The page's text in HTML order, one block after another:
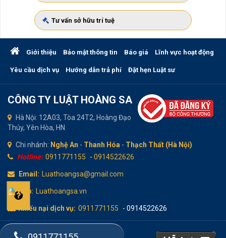
Tư vấn sở hữu trí tuệ
Giới thiệu Bảo mật thông tin Báo giá Lĩnh vực hoạt động
Yêu cầu dịch vụ Hướng dẫn trả phí Đặt hẹn Luật sư
CÔNG TY LUẬT HOÀNG SA
Hà Nội: 12A03, Tòa 24T2, Hoàng Đạo
Thúy, Yên Hòa, HN
Chi nhánh: Nghệ An - Thanh Hóa - Thạch Thất (Hà Nội)
Hotline: 0911771155 - 0914522626
Email: Luathoangsa@gmail.com
Web: Luathoangsa.vn
Khiếu nại dịch vụ: 0911771155 - 0914522626
Online: 109 FaceBook